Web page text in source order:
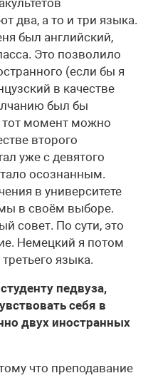
два, а то и три языка.
был английский,
Это позволило
(если бы я
в качестве
был бы
тот момент можно
второго
уже с девятого
осознанным.
в университете
в своём выборе.
совет. По сути, это
Немецкий я потом
языка.
педвуза,
себя в
двух иностранных
что преподавание